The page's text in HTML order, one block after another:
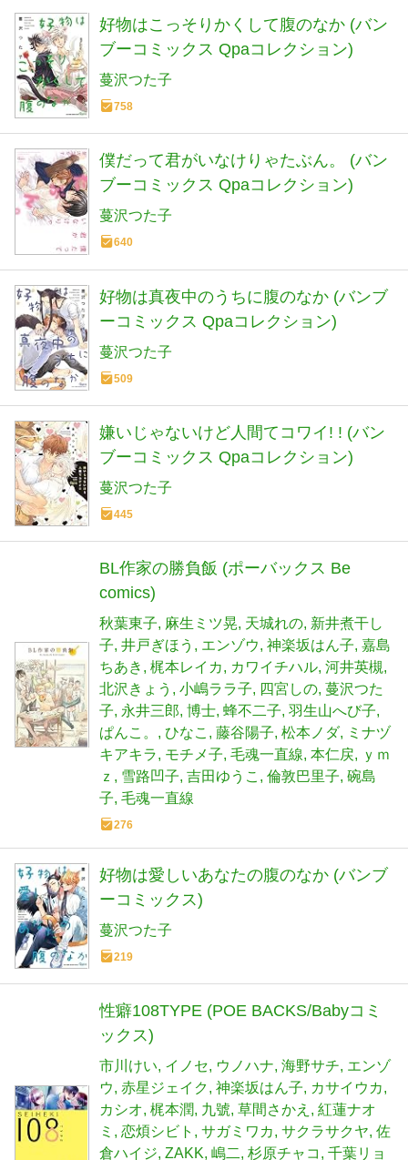
好物はこっそりかくして腹のなか (バン
ブーコミックス Qpaコレクション)
蔓沢つた子
758
僕だって君がいなけりゃたぶん。 (バン
ブーコミックス Qpaコレクション)
蔓沢つた子
640
好物は真夜中のうちに腹のなか (バンブ
ーコミックス Qpaコレクション)
蔓沢つた子
509
嫌いじゃないけど人間てコワイ! ! (バン
ブーコミックス Qpaコレクション)
蔓沢つた子
445
BL作家の勝負飯 (ポーバックス Be
comics)
秋葉東子 麻生ミツ晃 天城れの 新井煮干し
子 井戸ぎほう エンゾウ 神楽坂はん子 嘉島
ちあき
梶本レイカ カワイチハル 河井英槻
北沢きょう
小嶋ララ子 四宮しの 蔓沢つた
子 永井三郎 博士 蜂不二子 羽生山へび子
ぱんこ。
ひなこ 藤谷陽子 松本ノダ
ミナヅ
キアキラ
モチメ子 毛魂一直線 本仁戻
ｙｍ
ｚ
雪路凹子 吉田ゆうこ 倫敦巴里子 碗島
子 毛魂一直線
276
好物は愛しいあなたの腹のなか (バンブ
ーコミックス)
蔓沢つた子
219
性癖108TYPE (POE BACKS/Babyコミ
ックス)
市川けい イノセ ウノハナ 海野サチ エンゾ
ウ 赤星ジェイク 神楽坂はん子
カサイウカ
カシオ 梶本潤 九號 草間さかえ
紅蓮ナオ
ミ
恋煩シビト サガミワカ サクラサクヤ 佐
倉ハイジ ZAKK 嶋二 杉原チャコ
千葉リョ